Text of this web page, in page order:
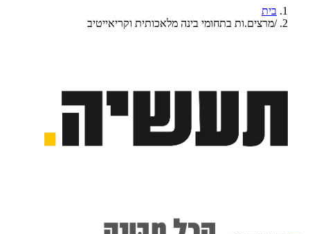
בית
/מרצים.ות בתחומי בינה מלאכותית וקריאייטיב